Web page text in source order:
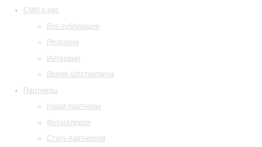
СМИ о нас
Все публикации
Рецензии
Интервью
Время Шостаковича
Партнеры
Наши партнеры
Фотогалерея
Стать партнером